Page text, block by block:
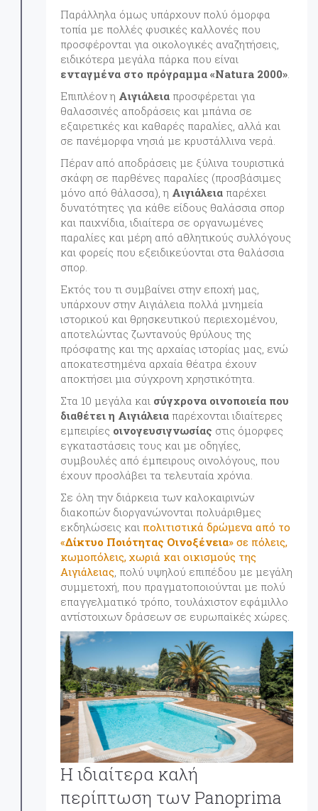
Παράλληλα όμως υπάρχουν πολύ όμορφα
τοπία με πολλές φυσικές καλλονές που
προσφέρονται για οικολογικές αναζητήσεις,
ειδικότερα μεγάλα πάρκα που είναι
ενταγμένα στο πρόγραμμα «Natura 2000»
Επιπλέον η Αιγιάλεια προσφέρεται για
θαλασσινές αποδράσεις και μπάνια σε
εξαιρετικές και καθαρές παραλίες, αλλά και
σε πανέμορφα νησιά με κρυστάλλινα νερά.
Πέραν από αποδράσεις με ξύλινα τουριστικά
σκάφη σε παρθένες παραλίες (προσβάσιμες
μόνο από θάλασσα), η Αιγιάλεια παρέχει
δυνατότητες για κάθε είδους θαλάσσια σπορ
και παιχνίδια, ιδιαίτερα σε οργανωμένες
παραλίες και μέρη από αθλητικούς συλλόγους
και φορείς που εξειδικεύονται στα θαλάσσια
σπορ.
Εκτός του τι συμβαίνει στην εποχή μας,
υπάρχουν στην Αιγιάλεια πολλά μνημεία
ιστορικού και θρησκευτικού περιεχομένου,
αποτελώντας ζωντανούς θρύλους της
πρόσφατης και της αρχαίας ιστορίας μας, ενώ
αποκατεστημένα αρχαία θέατρα έχουν
αποκτήσει μια σύγχρονη χρηστικότητα.
Στα 10 μεγάλα και σύγχρονα οινοποιεία που
διαθέτει η Αιγιάλεια παρέχονται ιδιαίτερες
εμπειρίες οινογευσιγνωσίας στις όμορφες
εγκαταστάσεις τους και με οδηγίες,
συμβουλές από έμπειρους οινολόγους, που
έχουν προσλάβει τα τελευταία χρόνια.
Σε όλη την διάρκεια των καλοκαιρινών
διακοπών διοργανώνονται πολυάριθμες
εκδηλώσεις και πολιτιστικά δρώμενα από το
«Δίκτυο Ποιότητας Οινοξένεια» σε πόλεις,
κωμοπόλεις, χωριά και οικισμούς της
Αιγιάλειας , πολύ υψηλού επιπέδου με μεγάλη
συμμετοχή, που πραγματοποιούνται με πολύ
επαγγελματικό τρόπο, τουλάχιστον εφάμιλλο
αντίστοιχων δράσεων σε ευρωπαϊκές χώρες.
Η ιδιαίτερα καλή
περίπτωση των Panoprima